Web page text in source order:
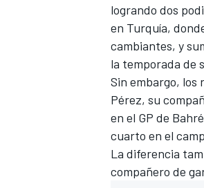
FÓRMULA E
logrando dos
en Turquía,
cambiantes, y
la temporada de
Sin embargo, los
Pérez, su
en el GP de
cuarto en el
La diferencia
compañero de